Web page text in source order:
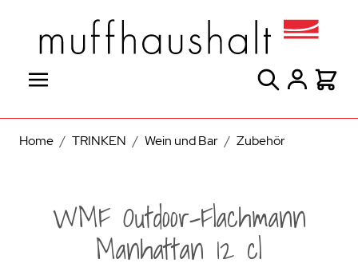
Suche
Home / TRINKEN / Wein und Bar / Zubehör
WMF Outdoor-Flachmann
Manhattan 12 cl